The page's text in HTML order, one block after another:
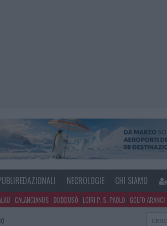
NECROLOGIE CHI SIAMO
CALANGIANUS BUDDUSÒ LOIRI P. S. PAOLO GOLFO ARANCI